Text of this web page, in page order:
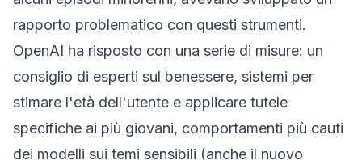
rapporto problematico con questi strumenti.
OpenAI ha risposto con una serie di misure: un
consiglio di esperti sul benessere, sistemi per
stimare l'età dell'utente e applicare tutele
specifiche ai più giovani, comportamenti più cauti
dei modelli sui temi sensibili (anche il nuovo